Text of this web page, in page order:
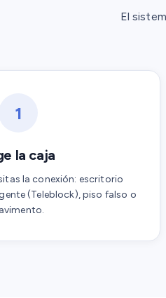
El
1
la caja
la conexión: escritorio
(Teleblock), piso falso o